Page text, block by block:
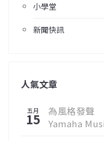
小學堂
新聞快訊
人氣文章
五月
15
為風格發聲
Yamaha